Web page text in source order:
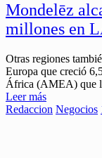
Mondelēz
millones en
Otras regiones
Europa que creció
África (AMEA) que
Leer más
Redaccion Negocios